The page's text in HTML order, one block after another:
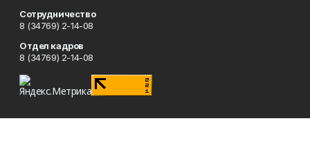
Сотрудничество
8 (34769) 2-14-08
Отдел кадров
8 (34769) 2-14-08